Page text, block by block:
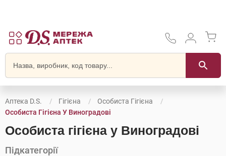
Аптека D.S. Гігієна
Особиста Гігієна
Особиста Гігієна У Виноградові
Особиста гігієна у Виноградові
Підкатегорії